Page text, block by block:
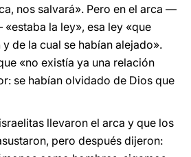
nos salvará». Pero en el arca —
la ley», esa ley «que
de la cual se habían alejado».
«no existía ya una relación
se habían olvidado de Dios que
llevaron el arca y que los
pero después dijeron: